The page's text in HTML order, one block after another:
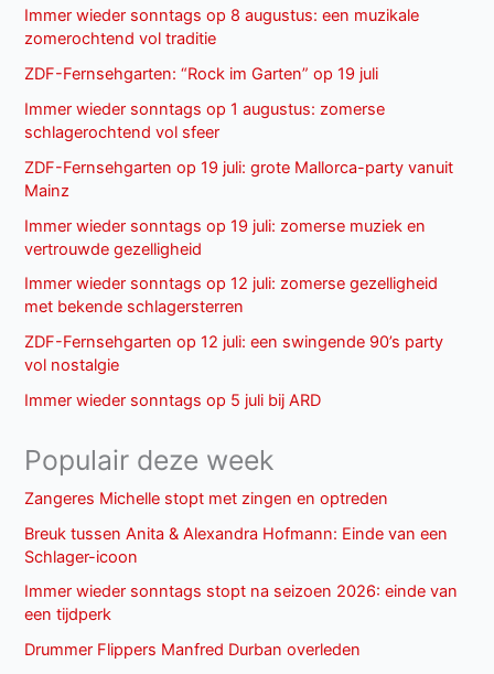
Immer wieder sonntags op 8 augustus: een muzikale
zomerochtend vol traditie
ZDF-Fernsehgarten: “Rock im Garten” op 19 juli
Immer wieder sonntags op 1 augustus: zomerse
schlagerochtend vol sfeer
ZDF-Fernsehgarten op 19 juli: grote Mallorca-party vanuit
Mainz
Immer wieder sonntags op 19 juli: zomerse muziek en
vertrouwde gezelligheid
Immer wieder sonntags op 12 juli: zomerse gezelligheid
met bekende schlagersterren
ZDF-Fernsehgarten op 12 juli: een swingende 90’s party
vol nostalgie
Immer wieder sonntags op 5 juli bij ARD
Populair deze week
Zangeres Michelle stopt met zingen en optreden
Breuk tussen Anita & Alexandra Hofmann: Einde van een
Schlager-icoon
Immer wieder sonntags stopt na seizoen 2026: einde van
een tijdperk
Drummer Flippers Manfred Durban overleden